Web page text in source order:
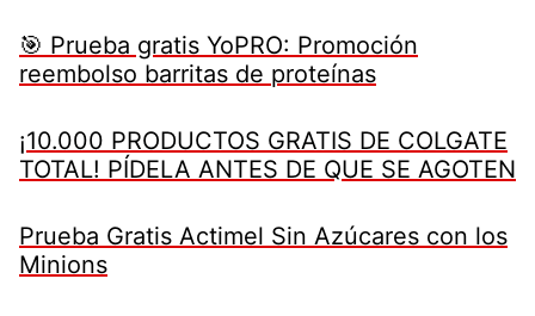
🎯 Prueba gratis YoPRO: Promoción
reembolso barritas de proteínas
¡10.000 PRODUCTOS GRATIS DE COLGATE
TOTAL! PÍDELA ANTES DE QUE SE AGOTEN
Prueba Gratis Actimel Sin Azúcares con los
Minions